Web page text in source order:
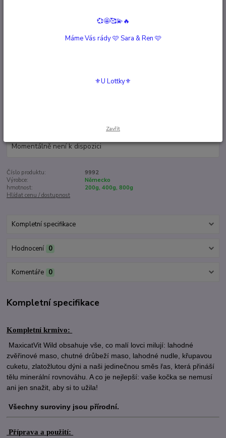
Kompletní krmivo: MaxicatVit Wild obsahuje vše, co malí lovci milují:
lahodné zvěřinové maso, chutné drůbeží maso, lahodné nudle,
Momentálně není k dispozici
Číslo produktu:
9992
Výrobce:
Německo
hmotnost:
200g, 400g, 800g
Hlídat cenu / dostupnost
Kompletní specifikace
Hodnocení 0
Komentáře 0
Kompletní specifikace
Kompletní krmivo:
MaxicatVit Wild obsahuje vše, co malí lovci milují: lahodné
zvěřinové maso, chutné drůbeží maso, lahodné nudle, křupavou
cuketu, zlatožlutou dýni a naši jedinečnou směs řas, která přináší
tělu minerální rovnováhu. A co je nejlepší: vaše kočka se nemusí
ani jen snažit, aby si to užila!
Všechny suroviny jsou přírodní.
Příprava a použití:
💞🤩🥰💫🔥
Máme Vás rády 🩷 Sara & Ren 🩷
⚜️U Lottky⚜️
Zavřít